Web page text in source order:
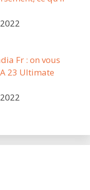
Fr : on vous
23 Ultimate